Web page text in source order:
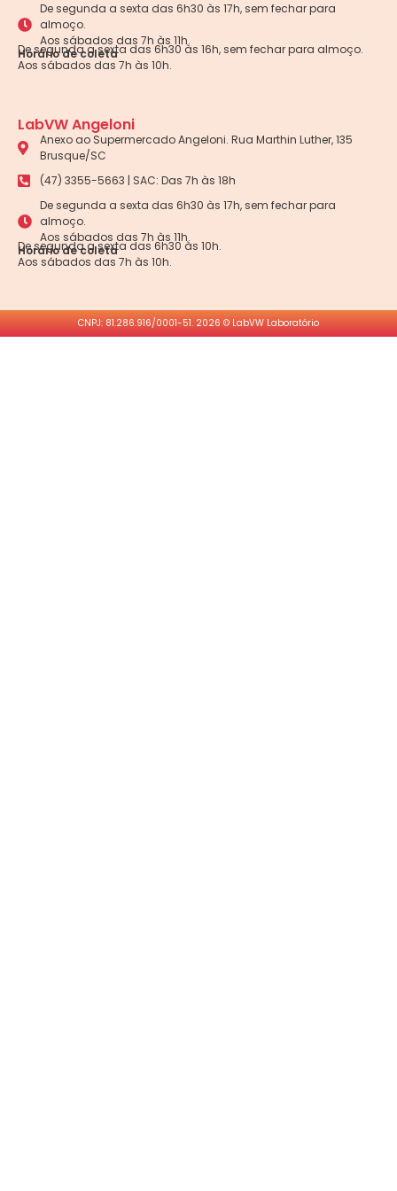
De segunda a sexta das 6h30 às 17h, sem fechar para
almoço.
Aos sábados das 7h às 11h.
Horário de coleta
De segunda a sexta das 6h30 às 16h, sem fechar para almoço.
Aos sábados das 7h às 10h.
LabVW Angeloni
Anexo ao Supermercado Angeloni. Rua Marthin Luther, 135
Brusque/SC
(47) 3355-5663 | SAC: Das 7h às 18h
De segunda a sexta das 6h30 às 17h, sem fechar para
almoço.
Aos sábados das 7h às 11h.
Horário de coleta
De segunda a sexta das 6h30 às 10h.
Aos sábados das 7h às 10h.
CNPJ: 81.286.916/0001-51. 2026 © LabVW Laboratório